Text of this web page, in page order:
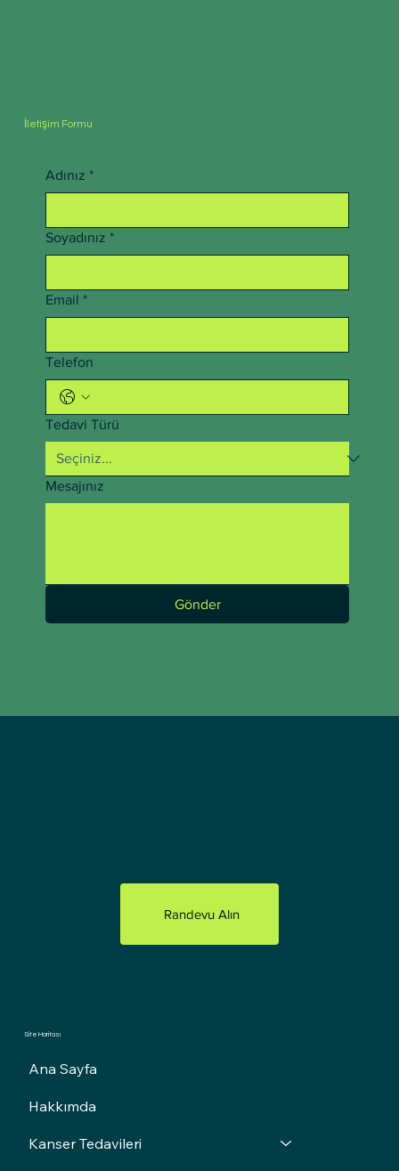
İletişim Formu
Adınız *
Soyadınız *
Email *
Telefon
Tedavi Türü
Mesajınız
Gönder
Ana Sayfa
Hakkımda
Kanser Tedavileri
Site Haritası
Randevu Alın